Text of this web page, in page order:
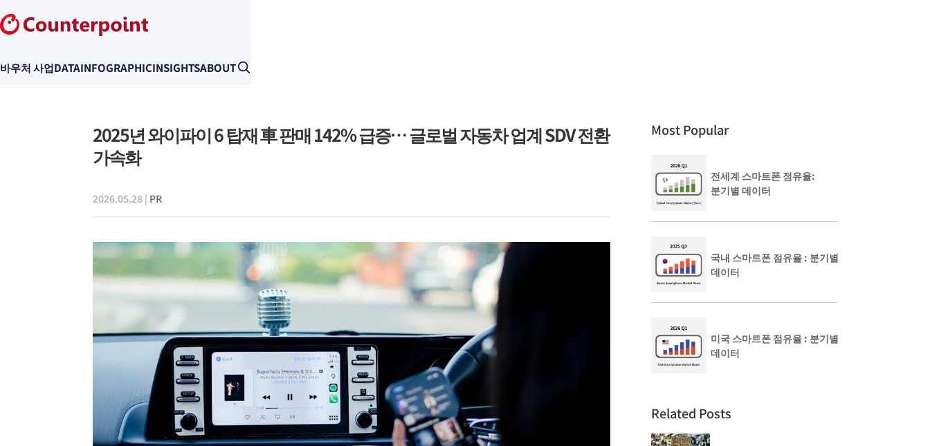
바우처 사업DATAINFOGRAPHICINSIGHTSABOUT
2025년 와이파이 6 탑재 車 판매 142% 급증… 글로벌 자동차 업계 SDV 전환
가속화
2026.05.28 | PR
Most Popular
전세계 스마트폰 점유율:
분기별 데이터
국내 스마트폰 점유율 : 분기별
데이터
미국 스마트폰 점유율 : 분기별
데이터
Related Posts